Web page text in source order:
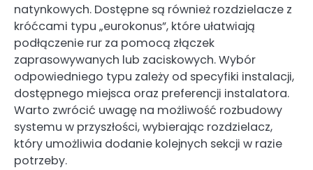
natynkowych. Dostępne są również rozdzielacze z
króćcami typu „eurokonus”, które ułatwiają
podłączenie rur za pomocą złączek
zaprasowywanych lub zaciskowych. Wybór
odpowiedniego typu zależy od specyfiki instalacji,
dostępnego miejsca oraz preferencji instalatora.
Warto zwrócić uwagę na możliwość rozbudowy
systemu w przyszłości, wybierając rozdzielacz,
który umożliwia dodanie kolejnych sekcji w razie
potrzeby.